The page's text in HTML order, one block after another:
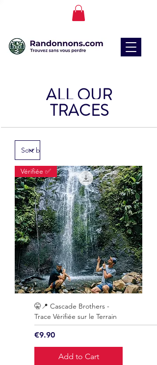
ALL OUR
TRACES
Vérifiée ✅
🤫📍 Cascade Brothers -
Trace Vérifiée sur le Terrain
Price
€9.90
Add to Cart